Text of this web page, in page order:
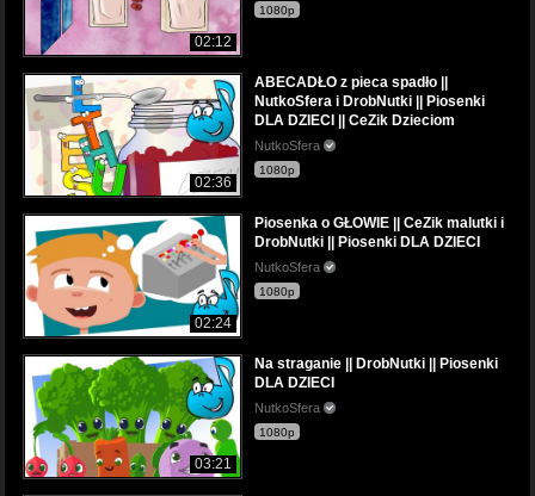
02:12
1080p
02:36
ABECADŁO z pieca spadło ||
NutkoSfera i DrobNutki || Piosenki
DLA DZIECI || CeZik Dzieciom
NutkoSfera
1080p
02:24
Piosenka o GŁOWIE || CeZik malutki i
DrobNutki || Piosenki DLA DZIECI
NutkoSfera
1080p
03:21
Na straganie || DrobNutki || Piosenki
DLA DZIECI
NutkoSfera
1080p